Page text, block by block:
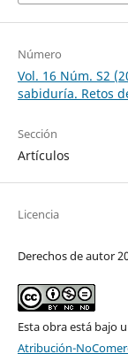
Número
Vol. 16 Núm. S2
sabiduría. Retos
Sección
Artículos
Licencia
Derechos de autor
Esta obra está bajo
Atribución-